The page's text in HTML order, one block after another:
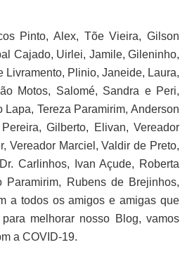
Pinto, Alex, Tõe Vieira, Gilson
Cajado, Uirlei, Jamile, Gileninho,
Livramento, Plinio, Janeide, Laura,
Motos, Salomé, Sandra e Peri,
Tereza Paramirim, Anderson
Gilberto, Elivan, Vereador
Vereador Marciel, Valdir de Preto,
Carlinhos, Ivan Açude, Roberta
Rubens de Brejinhos,
a todos os amigos e amigas que
melhorar nosso Blog, vamos
a COVID-19.